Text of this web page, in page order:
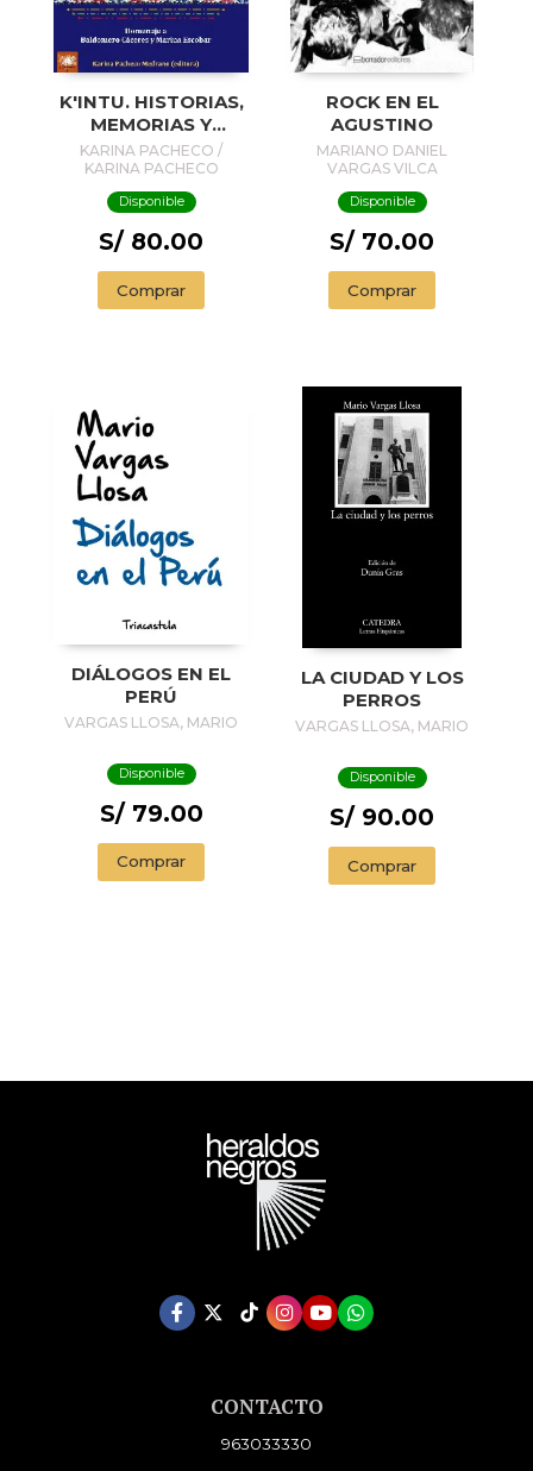
K'INTU. HISTORIAS,
MEMORIAS Y
RECORRIDOS DE
LA HOJA DE COCA
KARINA PACHECO /
KARINA PACHECO
Disponible
S/ 80.00
Comprar
ROCK EN EL
AGUSTINO
MARIANO DANIEL
VARGAS VILCA
Disponible
S/ 70.00
Comprar
DIÁLOGOS EN EL
PERÚ
VARGAS LLOSA, MARIO
Disponible
S/ 79.00
Comprar
LA CIUDAD Y LOS
PERROS
VARGAS LLOSA, MARIO
Disponible
S/ 90.00
Comprar
CONTACTO
963033330